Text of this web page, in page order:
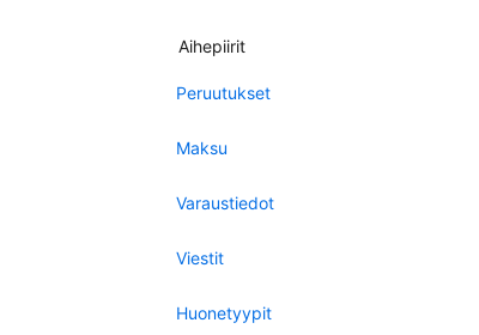
Aihepiirit
Peruutukset
Maksu
Varaustiedot
Viestit
Huonetyypit